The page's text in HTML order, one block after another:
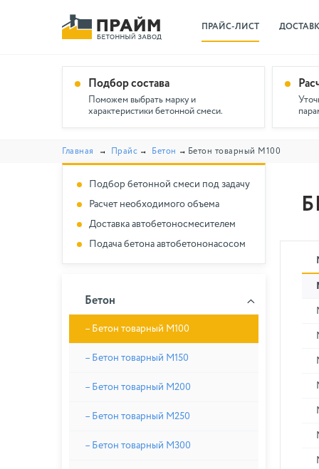
ПРАЙС-ЛИСТ
Подбор состава
Поможем выбрать марку и
характеристики бетонной смеси.
Главная Прайс Бетон Бетон товарный М100
Подбор бетонной смеси под задачу
Расчет необходимого объема
Доставка автобетоносмесителем
Подача бетона автобетононасосом
Бетон
– Бетон товарный М100
– Бетон товарный М150
– Бетон товарный М200
– Бетон товарный М250
– Бетон товарный М300